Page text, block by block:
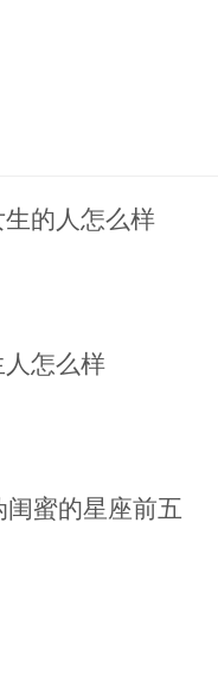
的人怎么样
怎么样
闺蜜的星座前五